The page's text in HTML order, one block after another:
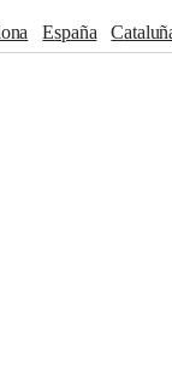
España